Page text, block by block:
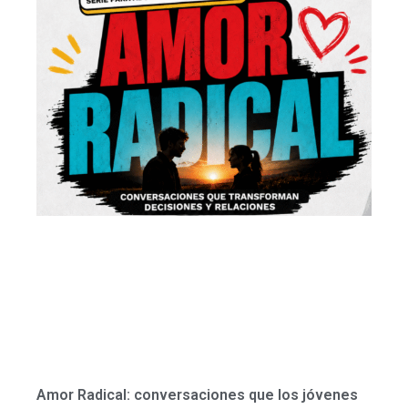
Amor Radical: conversaciones que los jóvenes